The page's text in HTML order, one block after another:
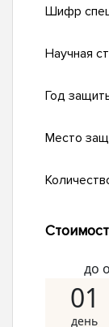
Шифр
Научная
Год
Место
до
01